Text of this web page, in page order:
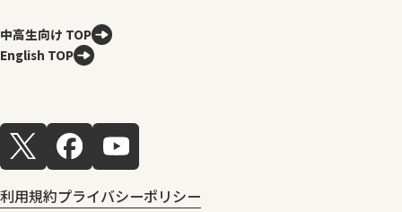
中高生向け TOP
English TOP
利用規約プライバシーポリシー